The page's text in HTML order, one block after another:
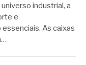
industrial, a
e
As caixas